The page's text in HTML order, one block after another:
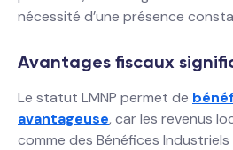
nécessité d’une présence
Avantages fiscaux
Le statut LMNP permet de
avantageuse, car les revenus
comme des Bénéfices